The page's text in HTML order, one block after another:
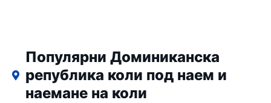
Популярни Доминиканска
република коли под наем и
наемане на коли